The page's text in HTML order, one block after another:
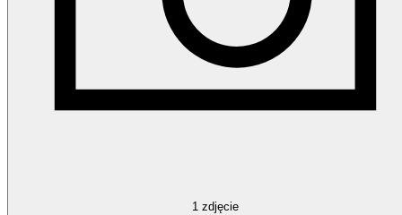
1 zdjęcie